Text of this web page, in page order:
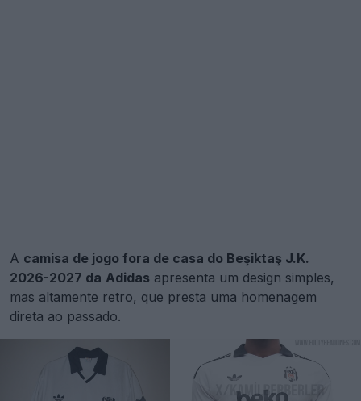
A camisa de jogo fora de casa do Beşiktaş J.K.
2026-2027 da Adidas apresenta um design simples,
mas altamente retro, que presta uma homenagem
direta ao passado.